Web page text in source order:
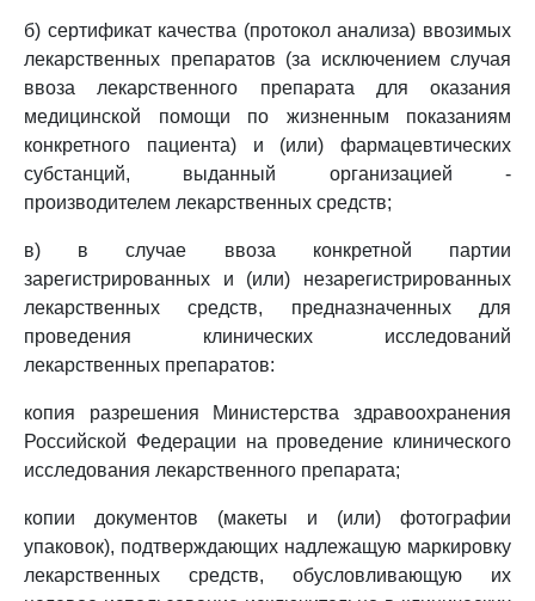
б) сертификат качества (протокол анализа) ввозимых
лекарственных препаратов (за исключением случая
ввоза лекарственного препарата для оказания
медицинской помощи по жизненным показаниям
конкретного пациента) и (или) фармацевтических
субстанций, выданный организацией -
производителем лекарственных средств;
в) в случае ввоза конкретной партии
зарегистрированных и (или) незарегистрированных
лекарственных средств, предназначенных для
проведения клинических исследований
лекарственных препаратов:
копия разрешения Министерства здравоохранения
Российской Федерации на проведение клинического
исследования лекарственного препарата;
копии документов (макеты и (или) фотографии
упаковок), подтверждающих надлежащую маркировку
лекарственных средств, обусловливающую их